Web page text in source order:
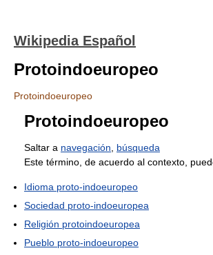
Wikipedia Español
Protoindoeuropeo
Protoindoeuropeo
Protoindoeuropeo
Saltar a navegación
búsqueda
Este término, de acuerdo al contexto,
Idioma proto-indoeuropeo
Sociedad proto-indoeuropea
Religión protoindoeuropea
Pueblo proto-indoeuropeo